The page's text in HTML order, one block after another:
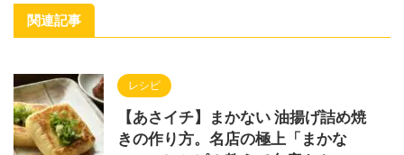
関連記事
レシピ
【あさイチ】まかない 油揚げ詰め焼
きの作り方。名店の極上「まかな